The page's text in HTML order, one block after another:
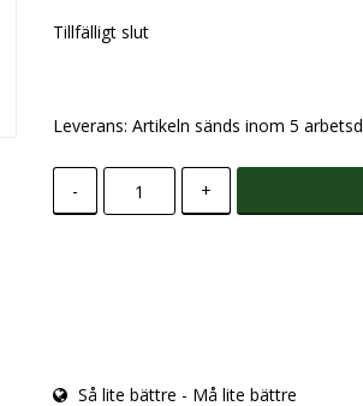
Tillfälligt slut
Leverans: Artikeln sänds inom 5
- +
Så lite bättre - Må lite bättre